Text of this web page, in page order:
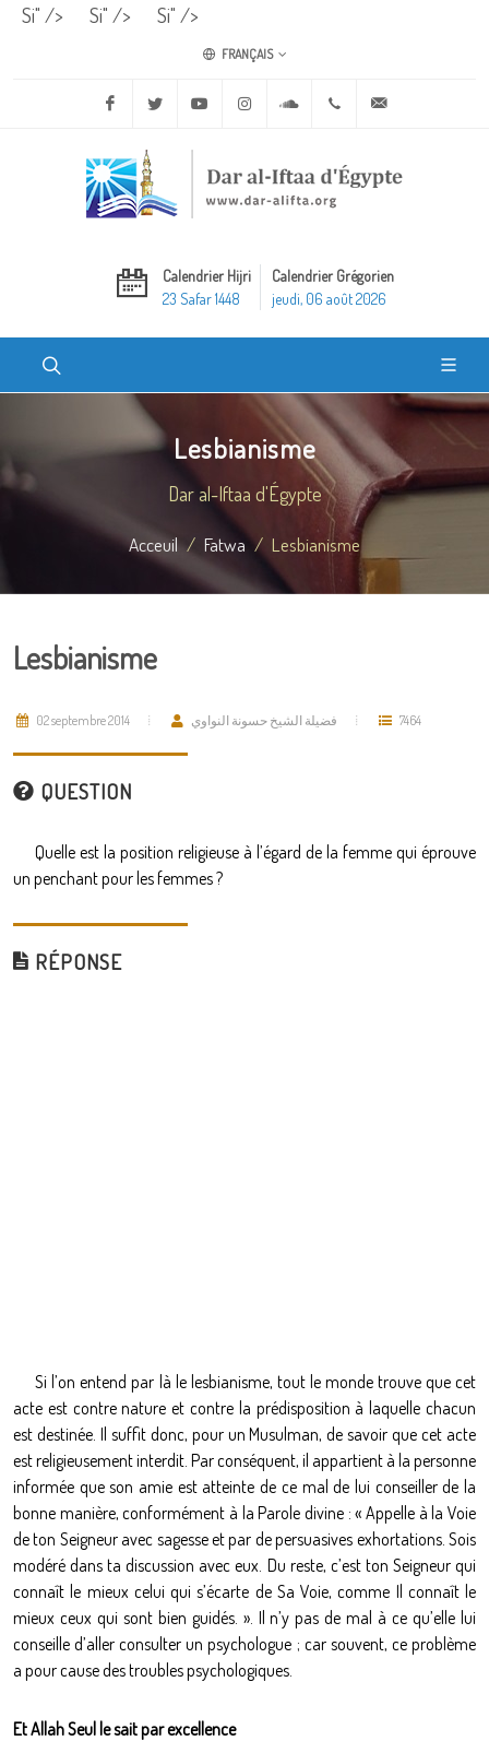
Si" /> Si" /> Si" />
FRANÇAIS
Facebook Twitter Youtube Instagram Soundcloud+20 2 25970400
Calendrier Hijri
23 Safar 1448
Calendrier Grégorien
jeudi, 06 août 2026
Lesbianisme
Dar al-Iftaa d'Égypte
Acceuil Fatwa Lesbianisme
Lesbianisme
02 septembre 2014 فضيلة الشيخ حسونة النواوي 7464
QUESTION
Quelle est la position religieuse à l’égard de la femme qui éprouve
un penchant pour les femmes ?
RÉPONSE
Si l’on entend par là le lesbianisme, tout le monde trouve que cet
acte est contre nature et contre la prédisposition à laquelle chacun
est destinée. Il suffit donc, pour un Musulman, de savoir que cet acte
est religieusement interdit. Par conséquent, il appartient à la personne
informée que son amie est atteinte de ce mal de lui conseiller de la
bonne manière, conformément à la Parole divine : « Appelle à la Voie
de ton Seigneur avec sagesse et par de persuasives exhortations. Sois
modéré dans ta discussion avec eux. Du reste, c’est ton Seigneur qui
connaît le mieux celui qui s’écarte de Sa Voie, comme Il connaît le
mieux ceux qui sont bien guidés. ». Il n’y pas de mal à ce qu’elle lui
conseille d’aller consulter un psychologue ; car souvent, ce problème
a pour cause des troubles psychologiques.
Et Allah Seul le sait par excellence